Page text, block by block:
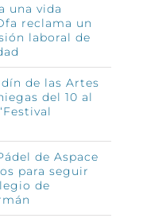
una vida
reclama un
laboral de
de las Artes
del 10 al
de Aspace
para seguir
de